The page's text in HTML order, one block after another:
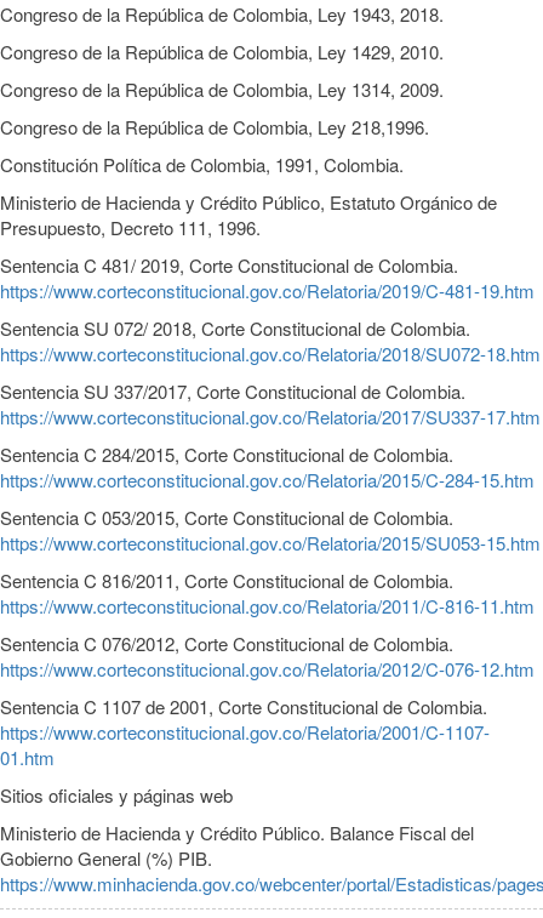
Congreso de la República de Colombia, Ley 1943, 2018.
Congreso de la República de Colombia, Ley 1429, 2010.
Congreso de la República de Colombia, Ley 1314, 2009.
Congreso de la República de Colombia, Ley 218,1996.
Constitución Política de Colombia, 1991, Colombia.
Ministerio de Hacienda y Crédito Público, Estatuto Orgánico de
Presupuesto, Decreto 111, 1996.
Sentencia C 481/ 2019, Corte Constitucional de Colombia.
https://www.corteconstitucional.gov.co/Relatoria/2019/C-481-19.htm
Sentencia SU 072/ 2018, Corte Constitucional de Colombia.
https://www.corteconstitucional.gov.co/Relatoria/2018/SU072-18.htm
Sentencia SU 337/2017, Corte Constitucional de Colombia.
https://www.corteconstitucional.gov.co/Relatoria/2017/SU337-17.htm
Sentencia C 284/2015, Corte Constitucional de Colombia.
https://www.corteconstitucional.gov.co/Relatoria/2015/C-284-15.htm
Sentencia C 053/2015, Corte Constitucional de Colombia.
https://www.corteconstitucional.gov.co/Relatoria/2015/SU053-15.htm
Sentencia C 816/2011, Corte Constitucional de Colombia.
https://www.corteconstitucional.gov.co/Relatoria/2011/C-816-11.htm
Sentencia C 076/2012, Corte Constitucional de Colombia.
https://www.corteconstitucional.gov.co/Relatoria/2012/C-076-12.htm
Sentencia C 1107 de 2001, Corte Constitucional de Colombia.
https://www.corteconstitucional.gov.co/Relatoria/2001/C-1107-
01.htm
Sitios oficiales y páginas web
Ministerio de Hacienda y Crédito Público. Balance Fiscal del
Gobierno General (%) PIB.
https://www.minhacienda.gov.co/webcenter/portal/Estadisticas/